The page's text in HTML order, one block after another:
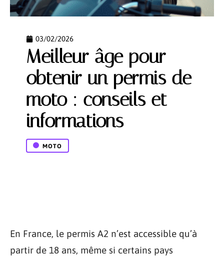
03/02/2026
Meilleur âge pour
obtenir un permis de
moto : conseils et
informations
MOTO
En France, le permis A2 n’est accessible qu’à
partir de 18 ans, même si certains pays